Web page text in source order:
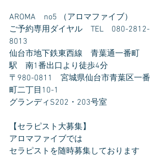
AROMA　no5 （アロマファイブ）
ご予約専用ダイヤル　TEL　080-2812-
8013
仙台市地下鉄東西線　青葉通一番町
駅　南1番出口より徒歩4分
〒980-0811　宮城県仙台市青葉区一番
町二丁目10-1
グランディS202・203号室
【セラピスト大募集】
アロマファイブでは
セラピストを随時募集しております